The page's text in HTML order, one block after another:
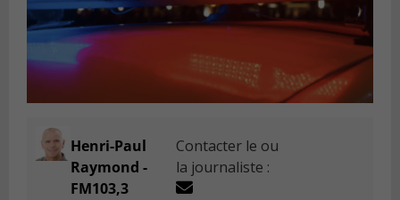
Henri-Paul
Raymond -
FM103,3
Contacter le ou
la journaliste :